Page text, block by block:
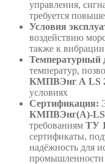
управления,
требуется
Условия
воздействию
также к
Температурный
температур,
КМПВЭнг А LS
условиях
Сертификация:
КМПВЭнг(А)-LS
требованиям ТУ
сертификаты,
надёжность для
промышленности